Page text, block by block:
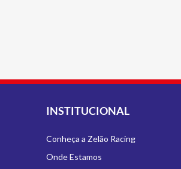
INSTITUCIONAL
Conheça a Zelão Racing
Onde Estamos